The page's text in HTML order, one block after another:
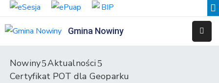
Gmina Nowiny
Przedszkole
Nowiny
Aktualności
Certyfikat POT dla Geoparku